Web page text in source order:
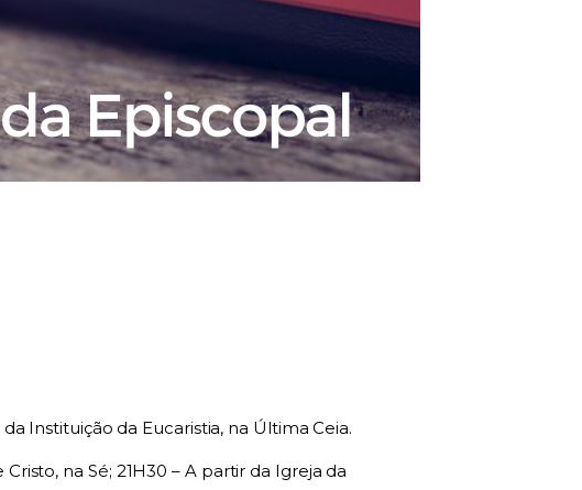
Instituição da Eucaristia, na Última Ceia.
na Sé; 21H30 – A partir da Igreja da